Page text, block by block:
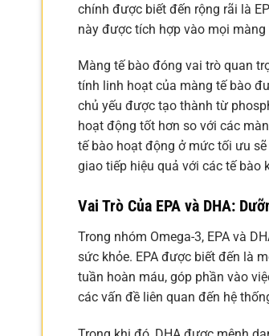
chính được biết đến rộng rãi là
này được tích hợp vào mọi
Màng tế bào đóng vai trò quan
tính linh hoạt của màng tế bào
chủ yếu được tạo thành từ
hoạt động tốt hơn so với các
tế bào hoạt động ở mức tối ưu
giao tiếp hiệu quả với các tế bào
Vai Trò Của EPA và DHA:
Trong nhóm Omega-3, EPA và
sức khỏe. EPA được biết đến là
tuần hoàn máu, góp phần vào
các vấn đề liên quan đến hệ